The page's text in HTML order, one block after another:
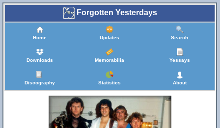
Forgotten Yesterdays
Home Updates Search
Downloads Memorabilia Yessays
Discography Statistics About